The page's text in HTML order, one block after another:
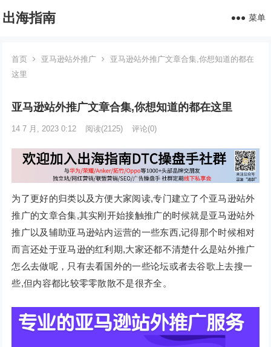
出海指南 菜单
首页 亚马逊站外推广
亚马逊站外推广文章合集,你想知道的都在
这里
亚马逊站外推广文章合集,你想知道的都在这里
14 7 月, 2023 0:12 阅读(2125) 评论(0)
为了更好的归类以及方便大家阅读,专门建立了个亚马逊站外
推广的文章合集,其实刚开始接触推广的时候就是亚马逊站外
推广以及辅助亚马逊站内运营的一些东西,记得那个时候相对
而言还处于亚马逊的红利期,大家还都不清楚什么是站外推广
怎么去做呢，只有去看国外的一些论坛或者去谷歌上去搜一
些,但内容都比较零零散散不是很齐全。